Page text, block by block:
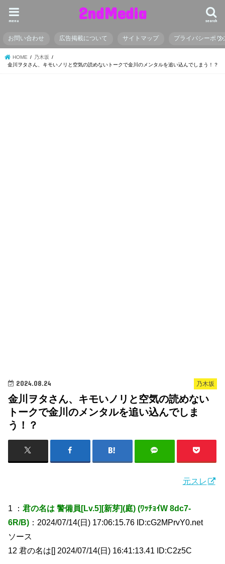
2ndMedia search
menu
お問い合わせ 広告掲載について サイトマップ プライバシーポリ
HOME
乃木坂
金川ヲタさん、キモいノリと空気の読めないトークで金川のメンタルを追い込んでしまう！？
乃木坂
2024.08.24
金川ヲタさん、キモいノリと空気の読めない
トークで金川のメンタルを追い込んでしま
う！？
元スレ
1 ：君の名は 警備員[Lv.5][新芽](庭) (ﾜｯﾁｮｲW 8dc7-
6R/B) ：2024/07/14(日) 17:06:15.76 ID:cG2MPrvY0.net
ソース
12 君の名は[] 2024/07/14(日) 16:41:13.41 ID:C2z5C